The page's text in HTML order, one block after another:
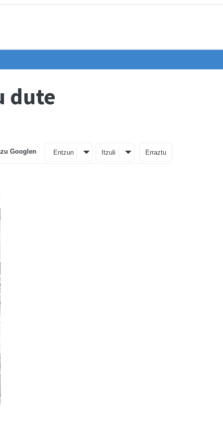
dute
Googlen Entzun Itzuli Erraztu